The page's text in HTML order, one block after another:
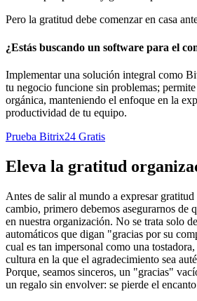
Pero la gratitud debe comenzar en casa
¿Estás buscando un software para el
Implementar una solución integral como
tu negocio funcione sin problemas; permite
orgánica, manteniendo el enfoque en la
productividad de tu equipo.
Prueba Bitrix24 Gratis
Eleva la gratitud
Antes de salir al mundo a expresar gratitud
cambio, primero debemos asegurarnos de
en nuestra organización. No se trata solo
automáticos que digan "gracias por su
cual es tan impersonal como una
cultura en la que el agradecimiento sea
Porque, seamos sinceros, un "gracias"
un regalo sin envolver: se pierde el